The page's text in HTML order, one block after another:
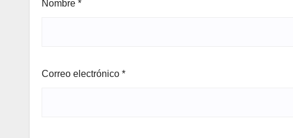
Nombre *
Correo electrónico *